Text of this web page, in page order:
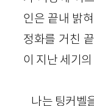
인은 끝내 밝
정화를 거친
이 지난 세기
나는 팅커벨